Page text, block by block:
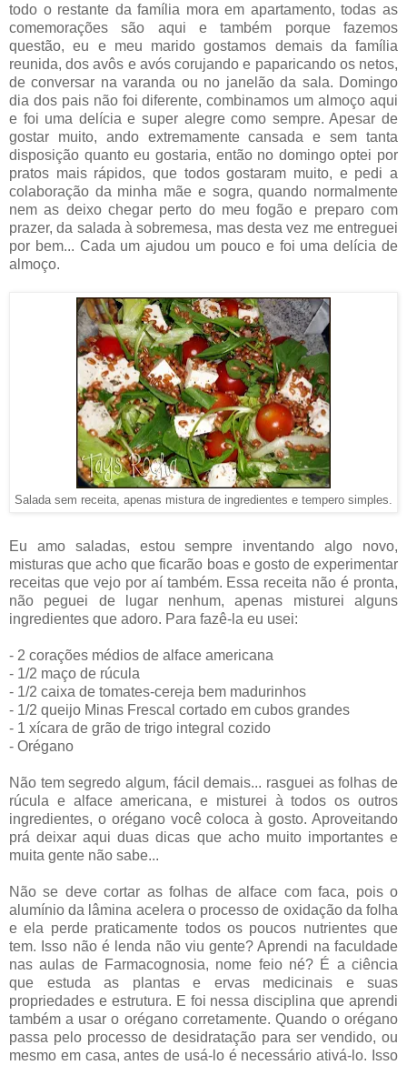
todo o restante da família mora em apartamento, todas as
comemorações são aqui e também porque fazemos
questão, eu e meu marido gostamos demais da família
reunida, dos avôs e avós corujando e paparicando os netos,
de conversar na varanda ou no janelão da sala. Domingo
dia dos pais não foi diferente, combinamos um almoço aqui
e foi uma delícia e super alegre como sempre. Apesar de
gostar muito, ando extremamente cansada e sem tanta
disposição quanto eu gostaria, então no domingo optei por
pratos mais rápidos, que todos gostaram muito, e pedi a
colaboração da minha mãe e sogra, quando normalmente
nem as deixo chegar perto do meu fogão e preparo com
prazer, da salada à sobremesa, mas desta vez me entreguei
por bem... Cada um ajudou um pouco e foi uma delícia de
almoço.
Salada sem receita, apenas mistura de ingredientes e tempero simples.
Eu amo saladas, estou sempre inventando algo novo,
misturas que acho que ficarão boas e gosto de experimentar
receitas que vejo por aí também. Essa receita não é pronta,
não peguei de lugar nenhum, apenas misturei alguns
ingredientes que adoro. Para fazê-la eu usei:
- 2 corações médios de alface americana
- 1/2 maço de rúcula
- 1/2 caixa de tomates-cereja bem madurinhos
- 1/2 queijo Minas Frescal cortado em cubos grandes
- 1 xícara de grão de trigo integral cozido
- Orégano
Não tem segredo algum, fácil demais... rasguei as folhas de
rúcula e alface americana, e misturei à todos os outros
ingredientes, o orégano você coloca à gosto. Aproveitando
prá deixar aqui duas dicas que acho muito importantes e
muita gente não sabe...
Não se deve cortar as folhas de alface com faca, pois o
alumínio da lâmina acelera o processo de oxidação da folha
e ela perde praticamente todos os poucos nutrientes que
tem. Isso não é lenda não viu gente? Aprendi na faculdade
nas aulas de Farmacognosia, nome feio né? É a ciência
que estuda as plantas e ervas medicinais e suas
propriedades e estrutura. E foi nessa disciplina que aprendi
também a usar o orégano corretamente. Quando o orégano
passa pelo processo de desidratação para ser vendido, ou
mesmo em casa, antes de usá-lo é necessário ativá-lo. Isso